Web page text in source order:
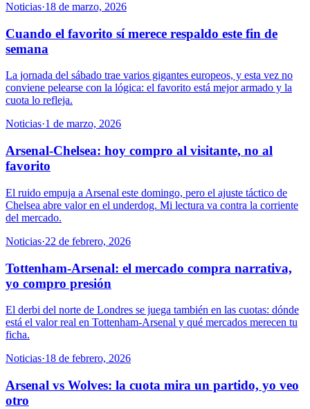
Noticias·18 de marzo, 2026
Cuando el favorito sí merece respaldo este fin de
semana
La jornada del sábado trae varios gigantes europeos, y esta vez no
conviene pelearse con la lógica: el favorito está mejor armado y la
cuota lo refleja.
Noticias·1 de marzo, 2026
Arsenal-Chelsea: hoy compro al visitante, no al
favorito
El ruido empuja a Arsenal este domingo, pero el ajuste táctico de
Chelsea abre valor en el underdog. Mi lectura va contra la corriente
del mercado.
Noticias·22 de febrero, 2026
Tottenham-Arsenal: el mercado compra narrativa,
yo compro presión
El derbi del norte de Londres se juega también en las cuotas: dónde
está el valor real en Tottenham-Arsenal y qué mercados merecen tu
ficha.
Noticias·18 de febrero, 2026
Arsenal vs Wolves: la cuota mira un partido, yo veo
otro